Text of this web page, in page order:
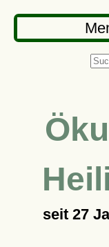
seit 27